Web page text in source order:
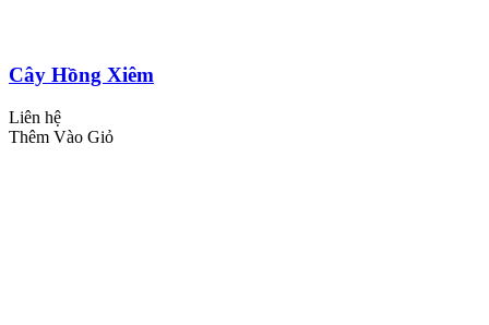
Cây Hồng Xiêm
Liên hệ
Thêm Vào Giỏ